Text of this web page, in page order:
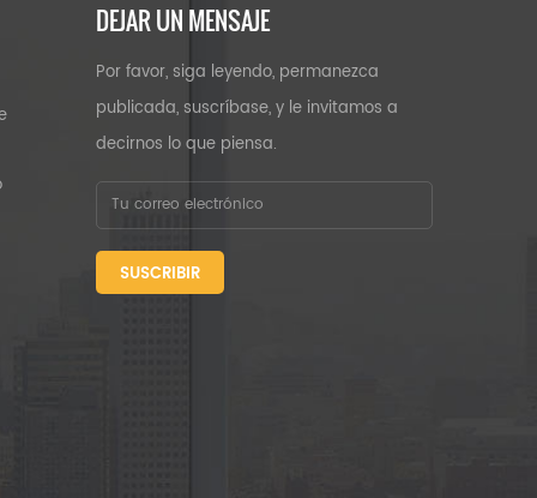
DEJAR UN MENSAJE
Por favor, siga leyendo, permanezca
publicada, suscríbase, y le invitamos a
decirnos lo que piensa.
SUSCRIBIR